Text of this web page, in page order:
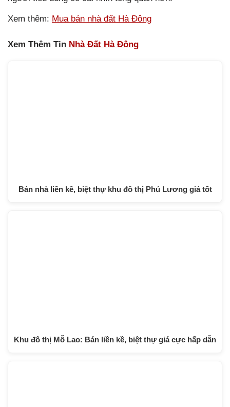
Xem thêm: Mua bán nhà đất Hà Đông
Xem Thêm Tin Nhà Đất Hà Đông
Bán nhà liền kề, biệt thự khu đô thị Phú Lương giá tốt
Khu đô thị Mỗ Lao: Bán liền kề, biệt thự giá cực hấp dẫn